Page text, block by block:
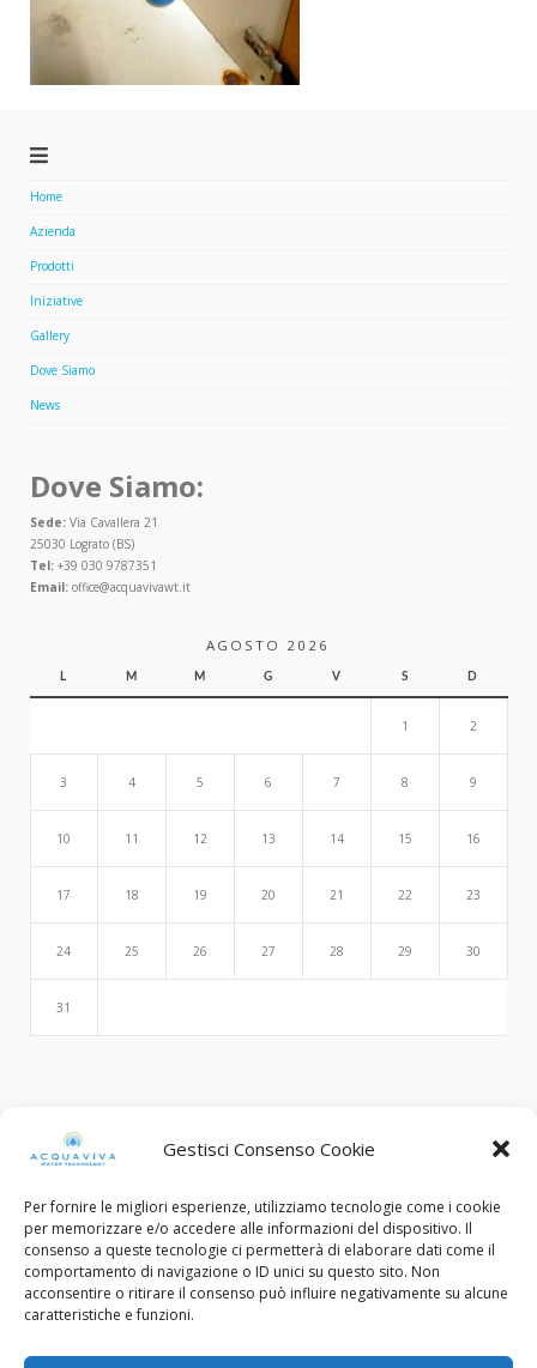
Gestisci Consenso Cookie
Per fornire le migliori esperienze, utilizziamo tecnologie come i cookie
per memorizzare e/o accedere alle informazioni del dispositivo. Il
consenso a queste tecnologie ci permetterà di elaborare dati come il
comportamento di navigazione o ID unici su questo sito. Non
acconsentire o ritirare il consenso può influire negativamente su alcune
caratteristiche e funzioni.
Home
Azienda
Prodotti
Iniziative
Gallery
Dove Siamo
News
Dove Siamo:
Sede:Via Cavallera 21
25030 Lograto (BS)
Tel:+39 030 9787351
Email:office@acquavivawt.it
AGOSTO 2026
L M M G V S D
1 2
3 4 5 6 7 8 9
10 11 12 13 14 15 16
17 18 19 20 21 22 23
24 25 26 27 28 29 30
31